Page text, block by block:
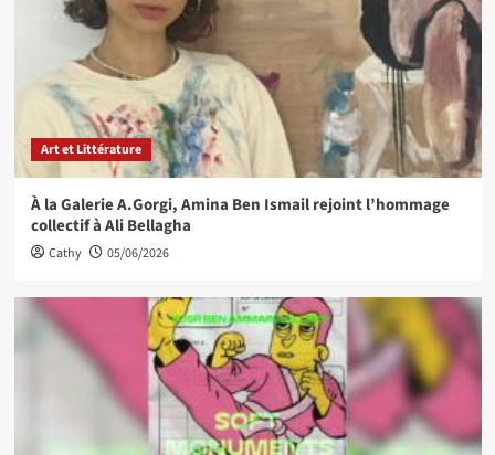
Art et Littérature
À la Galerie A.Gorgi, Amina Ben Ismail rejoint l’hommage
collectif à Ali Bellagha
Cathy 05/06/2026